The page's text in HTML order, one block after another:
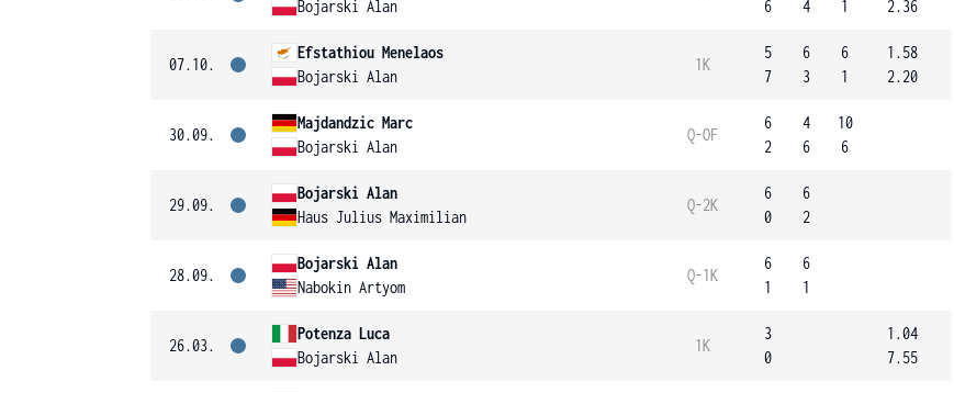
Bojarski Alan
6
4
1
2.36
07.10.
Efstathiou Menelaos
Bojarski Alan
1K
5
7
6
3
6
1
1.58
2.20
30.09.
Majdandzic Marc
Bojarski Alan
Q-OF
6
2
4
6
10
6
29.09.
Bojarski Alan
Haus Julius Maximilian
Q-2K
6
0
6
2
28.09.
Bojarski Alan
Nabokin Artyom
Q-1K
6
1
6
1
26.03.
Potenza Luca
Bojarski Alan
1K
3
0
1.04
7.55